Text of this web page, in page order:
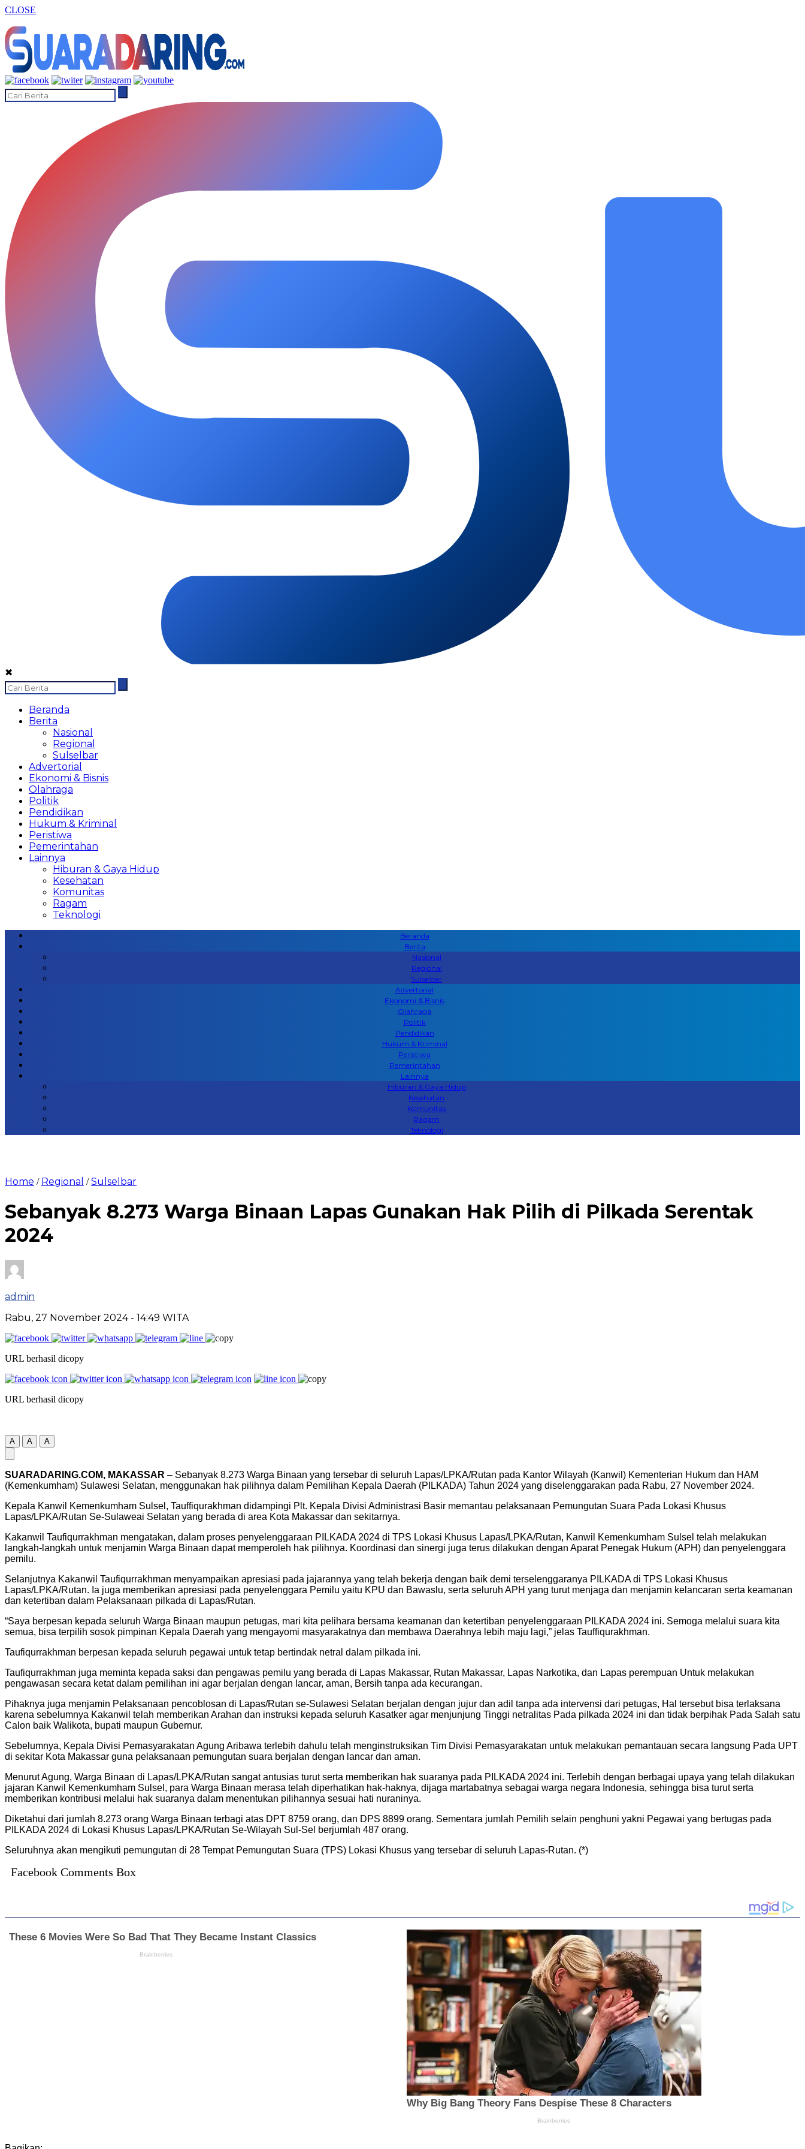
CLOSE
✖
Beranda
Berita
Nasional
Regional
Sulselbar
Advertorial
Ekonomi & Bisnis
Olahraga
Politik
Pendidikan
Hukum & Kriminal
Peristiwa
Pemerintahan
Lainnya
Hiburan & Gaya Hidup
Kesehatan
Komunitas
Ragam
Teknologi
Beranda
Berita
Nasional
Regional
Sulselbar
Advertorial
Ekonomi & Bisnis
Olahraga
Politik
Pendidikan
Hukum & Kriminal
Peristiwa
Pemerintahan
Lainnya
Hiburan & Gaya Hidup
Kesehatan
Komunitas
Ragam
Teknologi
Home / Regional /Sulselbar
Sebanyak 8.273 Warga Binaan Lapas Gunakan Hak Pilih di Pilkada Serentak
2024
admin
Rabu, 27 November 2024 - 14:49 WITA
URL berhasil dicopy
URL berhasil dicopy
A A A
SUARADARING.COM, MAKASSAR – Sebanyak 8.273 Warga Binaan yang tersebar di seluruh Lapas/LPKA/Rutan pada Kantor Wilayah (Kanwil) Kementerian Hukum dan HAM
(Kemenkumham) Sulawesi Selatan, menggunakan hak pilihnya dalam Pemilihan Kepala Daerah (PILKADA) Tahun 2024 yang diselenggarakan pada Rabu, 27 November 2024.
Kepala Kanwil Kemenkumham Sulsel, Tauffiqurakhman didampingi Plt. Kepala Divisi Administrasi Basir memantau pelaksanaan Pemungutan Suara Pada Lokasi Khusus
Lapas/LPKA/Rutan Se-Sulaweai Selatan yang berada di area Kota Makassar dan sekitarnya.
Kakanwil Taufiqurrakhman mengatakan, dalam proses penyelenggaraan PILKADA 2024 di TPS Lokasi Khusus Lapas/LPKA/Rutan, Kanwil Kemenkumham Sulsel telah melakukan
langkah-langkah untuk menjamin Warga Binaan dapat memperoleh hak pilihnya. Koordinasi dan sinergi juga terus dilakukan dengan Aparat Penegak Hukum (APH) dan penyelenggara
pemilu.
Selanjutnya Kakanwil Taufiqurrakhman menyampaikan apresiasi pada jajarannya yang telah bekerja dengan baik demi terselenggaranya PILKADA di TPS Lokasi Khusus
Lapas/LPKA/Rutan. Ia juga memberikan apresiasi pada penyelenggara Pemilu yaitu KPU dan Bawaslu, serta seluruh APH yang turut menjaga dan menjamin kelancaran serta keamanan
dan ketertiban dalam Pelaksanaan pilkada di Lapas/Rutan.
“Saya berpesan kepada seluruh Warga Binaan maupun petugas, mari kita pelihara bersama keamanan dan ketertiban penyelenggaraan PILKADA 2024 ini. Semoga melalui suara kita
semua, bisa terpilih sosok pimpinan Kepala Daerah yang mengayomi masyarakatnya dan membawa Daerahnya lebih maju lagi,” jelas Tauffiqurakhman.
Taufiqurrakhman berpesan kepada seluruh pegawai untuk tetap bertindak netral dalam pilkada ini.
Taufiqurrakhman juga meminta kepada saksi dan pengawas pemilu yang berada di Lapas Makassar, Rutan Makassar, Lapas Narkotika, dan Lapas perempuan Untuk melakukan
pengawasan secara ketat dalam pemilihan ini agar berjalan dengan lancar, aman, Bersih tanpa ada kecurangan.
Pihaknya juga menjamin Pelaksanaan pencoblosan di Lapas/Rutan se-Sulawesi Selatan berjalan dengan jujur dan adil tanpa ada intervensi dari petugas, Hal tersebut bisa terlaksana
karena sebelumnya Kakanwil telah memberikan Arahan dan instruksi kepada seluruh Kasatker agar menjunjung Tinggi netralitas Pada pilkada 2024 ini dan tidak berpihak Pada Salah satu
Calon baik Walikota, bupati maupun Gubernur.
Sebelumnya, Kepala Divisi Pemasyarakatan Agung Aribawa terlebih dahulu telah menginstruksikan Tim Divisi Pemasyarakatan untuk melakukan pemantauan secara langsung Pada UPT
di sekitar Kota Makassar guna pelaksanaan pemungutan suara berjalan dengan lancar dan aman.
Menurut Agung, Warga Binaan di Lapas/LPKA/Rutan sangat antusias turut serta memberikan hak suaranya pada PILKADA 2024 ini. Terlebih dengan berbagai upaya yang telah dilakukan
jajaran Kanwil Kemenkumham Sulsel, para Warga Binaan merasa telah diperhatikan hak-haknya, dijaga martabatnya sebagai warga negara Indonesia, sehingga bisa turut serta
memberikan kontribusi melalui hak suaranya dalam menentukan pilihannya sesuai hati nuraninya.
Diketahui dari jumlah 8.273 orang Warga Binaan terbagi atas DPT 8759 orang, dan DPS 8899 orang. Sementara jumlah Pemilih selain penghuni yakni Pegawai yang bertugas pada
PILKADA 2024 di Lokasi Khusus Lapas/LPKA/Rutan Se-Wilayah Sul-Sel berjumlah 487 orang.
Seluruhnya akan mengikuti pemungutan di 28 Tempat Pemungutan Suara (TPS) Lokasi Khusus yang tersebar di seluruh Lapas-Rutan. (*)
Facebook Comments Box